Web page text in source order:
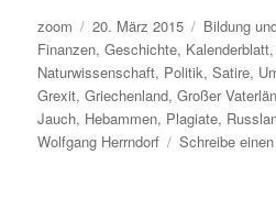
Autor
zoom
Veröffentlicht
am
20. März 2015 Kategorien
Bildung
Finanzen,Geschichte, Kalenderblatt,
Naturwissenschaft, Politik,Satire,
Grexit,Griechenland,Großer
Jauch, Hebammen, Plagiate,
Wolfgang Herrndorf
Schreibe